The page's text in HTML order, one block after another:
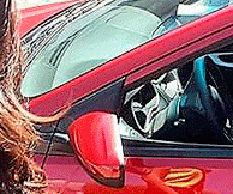
¿Qué puede
vehículo si
varios días sin